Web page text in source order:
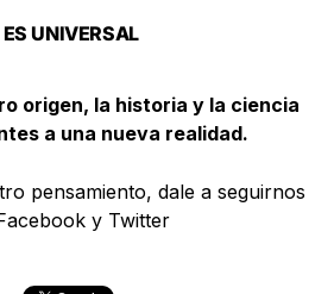
UNIVERSAL
origen, la historia y la ciencia
a una nueva realidad.
pensamiento, dale a seguirnos
y Twitter